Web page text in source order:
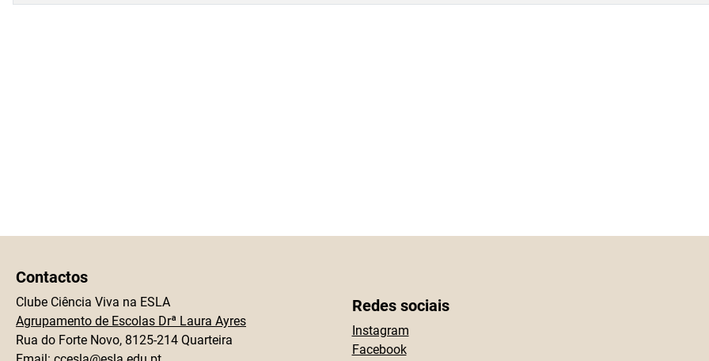
Contactos
Clube Ciência Viva na ESLA
Agrupamento de Escolas Drª Laura Ayres
Rua do Forte Novo, 8125-214 Quarteira
Redes sociais
Instagram
Facebook